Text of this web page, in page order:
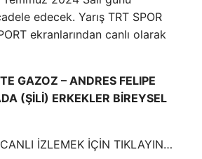
edecek. Yarış TRT SPOR
ekranlarından canlı olarak
GAZOZ – ANDRES FELIPE
(ŞİLİ) ERKEKLER BİREYSEL
İZLEMEK İÇİN TIKLAYIN…